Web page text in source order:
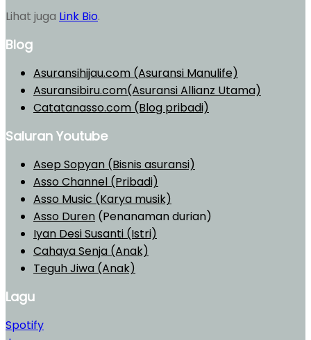
Lihat juga Link Bio.
Blog
Asuransihijau.com (Asuransi Manulife)
Asuransibiru.com(Asuransi Allianz Utama)
Catatanasso.com (Blog pribadi)
Saluran Youtube
Asep Sopyan (Bisnis asuransi)
Asso Channel (Pribadi)
Asso Music (Karya musik)
Asso Duren (Penanaman durian)
Iyan Desi Susanti (Istri)
Cahaya Senja (Anak)
Teguh Jiwa (Anak)
Lagu
Spotify